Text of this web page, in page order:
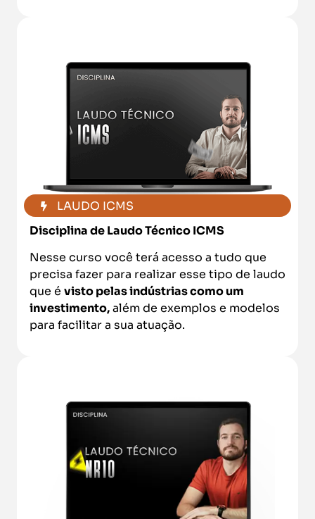
LAUDO ICMS
Disciplina de Laudo Técnico ICMS
Nesse curso você terá acesso a tudo que
precisa fazer para realizar esse tipo de laudo
que é visto pelas indústrias como um
investimento,além de exemplos e modelos
para facilitar a sua atuação.